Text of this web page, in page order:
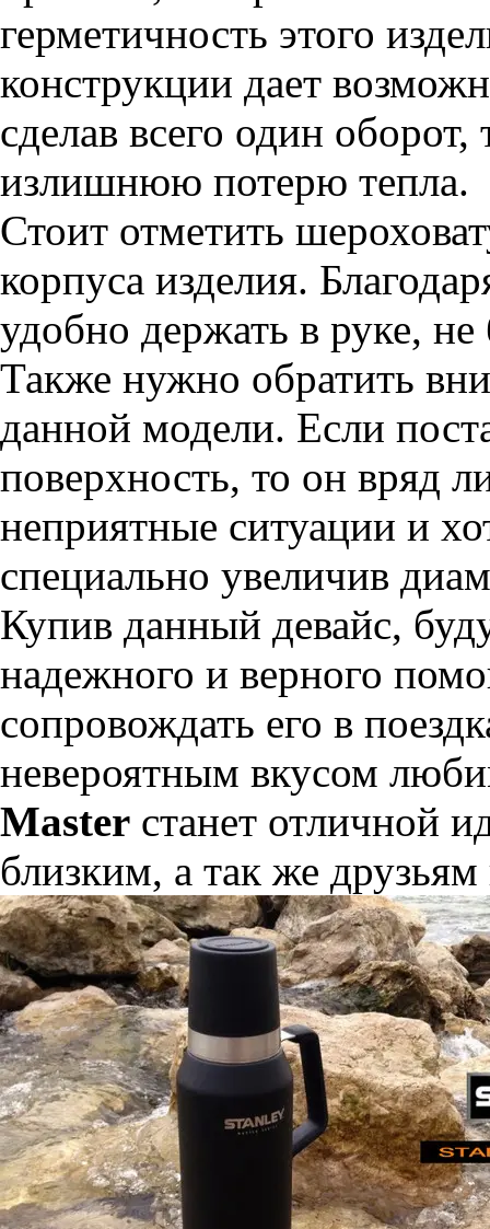
герметичность этого
конструкции дает
сделав всего один
излишнюю потерю тепла.
Стоит отметить
корпуса изделия.
удобно держать в руке, не
Также нужно обратить
данной модели. Если
поверхность, то он вряд
неприятные ситуации и
специально увеличив
Купив данный девайс,
надежного и верного
сопровождать его в
невероятным вкусом
Master станет отличной
близким, а так же